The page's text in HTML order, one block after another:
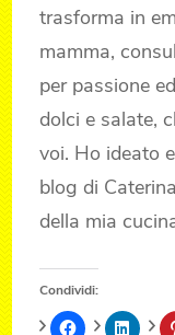
trasforma in
mamma,
per passione
dolci e salate,
voi. Ho ideato
blog di
della mia
Condividi: